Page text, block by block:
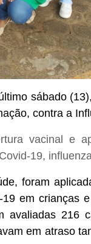
sábado
contra a
vacinal e
19,
foram
em crianças
216
em atraso